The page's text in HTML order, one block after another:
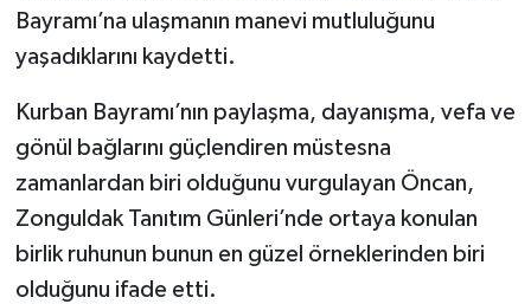
Bayramı’na ulaşmanın manevi mutluluğunu
yaşadıklarını kaydetti.
Kurban Bayramı’nın paylaşma, dayanışma, vefa ve
gönül bağlarını güçlendiren müstesna
zamanlardan biri olduğunu vurgulayan Öncan,
Zonguldak Tanıtım Günleri’nde ortaya konulan
birlik ruhunun bunun en güzel örneklerinden biri
olduğunu ifade etti.
MAGAZİN
Resmi İlan
Röportaj
Sağlık